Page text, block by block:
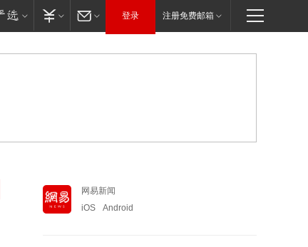
登录 注册免费邮箱
网易新闻
iOS
Android